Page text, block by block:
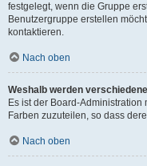
festgelegt, wenn die Gruppe
Benutzergruppe erstellen
kontaktieren.
Nach oben
Weshalb werden
Es ist der Board-
Farben zuzuteilen, so dass
Nach oben